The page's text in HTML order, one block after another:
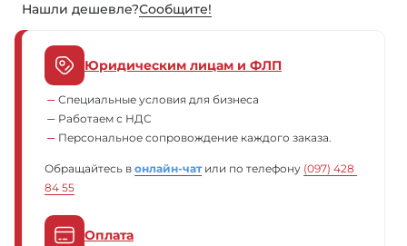
Нашли дешевле?Сообщите!
Юридическим лицам и ФЛП
Специальные условия для бизнеса
Работаем с НДС
Персональное сопровождение каждого заказа.
Обращайтесь в онлайн-чатили по телефону (097) 428
84 55
Оплата